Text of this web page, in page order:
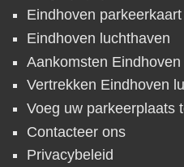
Eindhoven parkeerkaart
Eindhoven luchthaven
Aankomsten
Vertrekken Eindhoven
Voeg uw parkeerplaats
Contacteer ons
Privacybeleid